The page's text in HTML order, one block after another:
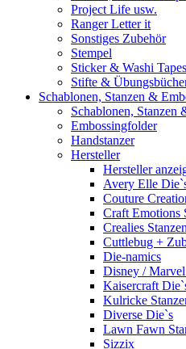
Project Life usw.
Ranger Letter it
Sonstiges Zubehör
Stempel
Sticker & Washi Tapes
Stifte &
Schablonen, Stanzen &
Schablonen, Stanzen
Embossingfolder
Handstanzer
Hersteller
Hersteller
Avery Elle
Couture
Craft Emotions
Crealies Stanzen
Cuttlebug +
Die-namics
Disney /
Kaisercraft
Kulricke
Diverse Die`s
Lawn Fawn
Sizzix